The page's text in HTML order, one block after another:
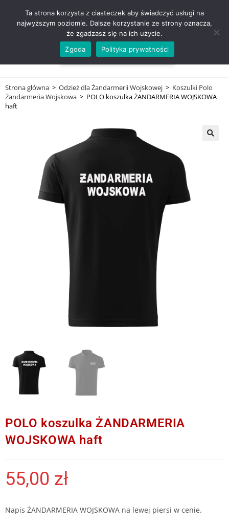
ZADZWOŃ TEL. 600 352 938
Strona główna > Odzież dla Żandarmerii Wojskowej > Koszulki Polo
Żandarmeria Wojskowa > POLO koszulka ŻANDARMERIA WOJSKOWA
haft
POLO koszulka ŻANDARMERIA
WOJSKOWA haft
55,00 zł
Napis ŻANDARMERIA WOJSKOWA na lewej piersi w cenie.
Ta strona korzysta z ciasteczek aby świadczyć usługi na
najwyższym poziomie. Dalsze korzystanie ze strony oznacza,
że zgadzasz się na ich użycie.
Zgoda
Polityka prywatności